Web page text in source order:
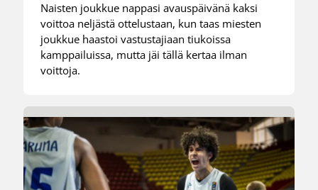
Naisten joukkue nappasi avauspäivänä kaksi
voittoa neljästä ottelustaan, kun taas miesten
joukkue haastoi vastustajiaan tiukoissa
kamppailuissa, mutta jäi tällä kertaa ilman
voittoja.